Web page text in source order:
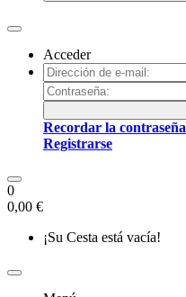
Acceder
Recordar la contraseña
Registrarse
0
0,00 €
¡Su Cesta está vacía!